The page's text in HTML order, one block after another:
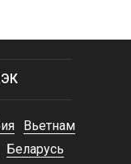
Вьетнам
Беларусь